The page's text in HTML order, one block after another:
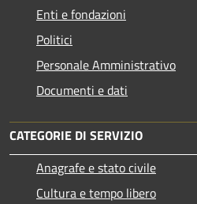
Enti e fondazioni
Politici
Personale Amministrativo
Documenti e dati
CATEGORIE DI SERVIZIO
Anagrafe e stato civile
Cultura e tempo libero